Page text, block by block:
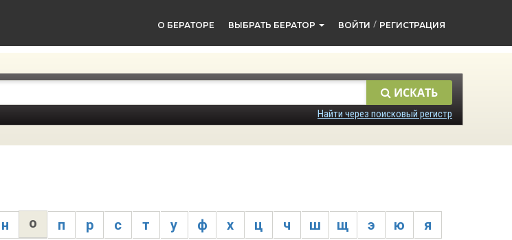
О БЕРАТОРЕ ВЫБРАТЬ БЕРАТОР ВОЙТИ / РЕГИСТРАЦИЯ
ИСКАТЬ
Найти через поисковый регистр
н о п р с т у ф х ц ч ш щ э ю я